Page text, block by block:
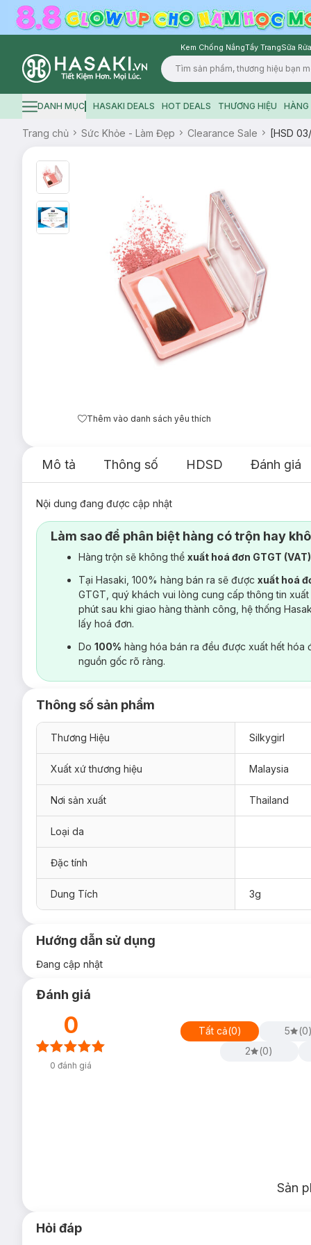
Kem Chống NắngTẩy TrangSữa
Logo
Hamburger icon
DANH MỤC HASAKI DEALS HOT DEALS THƯƠNG HIỆU HÀNG
Trang chủ Sức Khỏe - Làm Đẹp Clearance Sale [HSD
Thêm vào danh sách yêu thích
Mô tả Thông số HDSD Đánh giá
Nội dung đang được cập nhật
Làm sao để phân biệt hàng có trộn hay
Hàng trộn sẽ không thể xuất hoá đơn GTGT
Tại Hasaki, 100% hàng bán ra sẽ được xuất hoá
GTGT, quý khách vui lòng cung cấp thông tin
phút sau khi giao hàng thành công, hệ thống
lấy hoá đơn.
Do 100% hàng hóa bán ra đều được xuất hết hóa
nguồn gốc rõ ràng.
Thông số sản phẩm
Thương Hiệu Silkygirl
Xuất xứ thương hiệu Malaysia
Nơi sản xuất Thailand
Loại da
Đặc tính
Dung Tích 3g
Hướng dẫn sử dụng
Đang cập nhật
Đánh giá
0
0 đánh giá
Tất cả(0) 5 (0
2
(0)
Sản
Hỏi đáp